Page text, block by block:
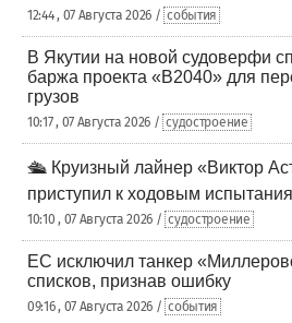
12:44 , 07 Августа 2026 / события
В Якутии на новой судоверфи
баржа проекта «В2040» для
грузов
10:17 , 07 Августа 2026 / судостроение
🛳️ Круизный лайнер «Виктор
приступил к ходовым
10:10 , 07 Августа 2026 / судостроение
ЕС исключил танкер
списков, признав ошибку
09:16 , 07 Августа 2026 / события